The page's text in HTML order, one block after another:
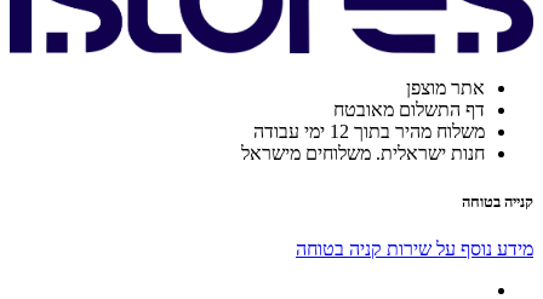
אתר מוצפן
דף התשלום מאובטח
משלוח מהיר בתוך 12 ימי עבודה
חנות ישראלית. משלוחים מישראל
קנייה בטוחה
מידע נוסף על שירות קניה בטוחה